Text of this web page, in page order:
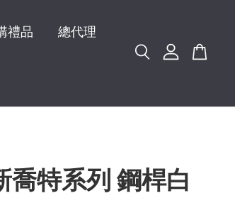
禮品 總代理
喬特系列 鋼桿白